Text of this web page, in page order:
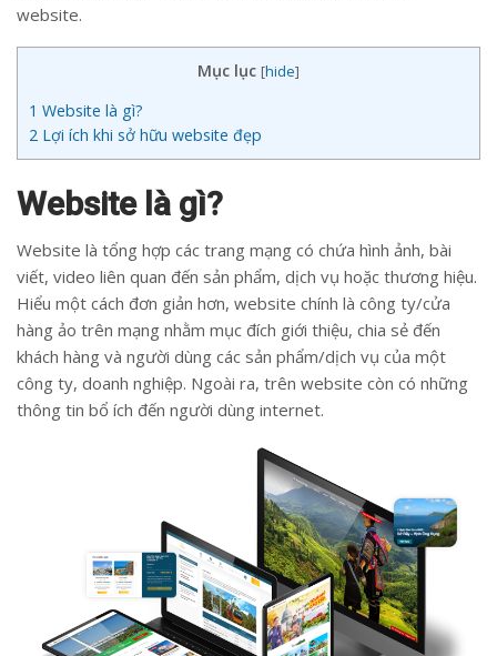
website.
Mục lục [hide]
1 Website là gì?
2 Lợi ích khi sở hữu website đẹp
Website là gì?
Website là tổng hợp các trang mạng có chứa hình ảnh, bài
viết, video liên quan đến sản phẩm, dịch vụ hoặc thương hiệu.
Hiểu một cách đơn giản hơn, website chính là công ty/cửa
hàng ảo trên mạng nhằm mục đích giới thiệu, chia sẻ đến
khách hàng và người dùng các sản phẩm/dịch vụ của một
công ty, doanh nghiệp. Ngoài ra, trên website còn có những
thông tin bổ ích đến người dùng internet.